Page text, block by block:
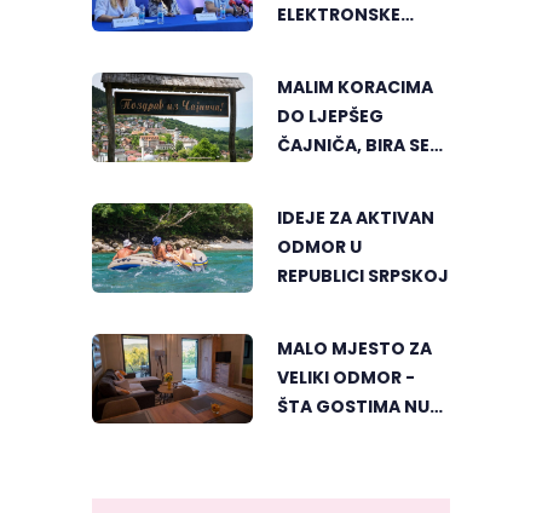
ELEKTRONSKE
MALIM KORACIMA
DO LJEPŠEG
ČAJNIČA, BIRA SE
IDEJE ZA AKTIVAN
ODMOR U
REPUBLICI SRPSKOJ
MALO MJESTO ZA
VELIKI ODMOR -
ŠTA GOSTIMA NUDI